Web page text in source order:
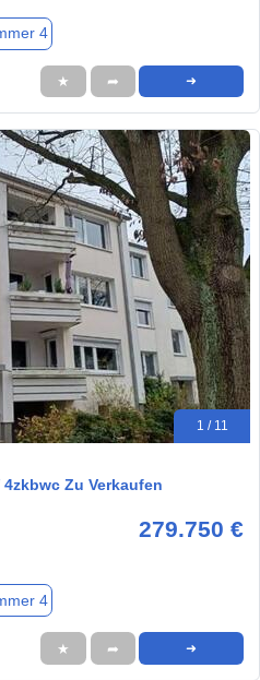
4
★ ➦ ➜
1 / 11
Zu Verkaufen
279.750 €
4
★ ➦ ➜